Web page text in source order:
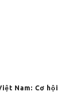
Nam: Cơ hội